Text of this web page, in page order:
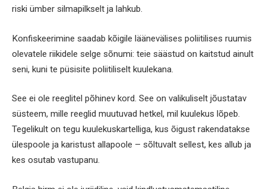
riski ümber silmapilkselt ja lahkub.
Konfiskeerimine saadab kõigile läänevälises poliitilises ruumis
olevatele riikidele selge sõnumi: teie säästud on kaitstud ainult
seni, kuni te püsisite poliitiliselt kuulekana.
See ei ole reeglitel põhinev kord. See on valikuliselt jõustatav
süsteem, mille reeglid muutuvad hetkel, mil kuulekus lõpeb.
Tegelikult on tegu kuulekuskartelliga, kus õigust rakendatakse
ülespoole ja karistust allapoole – sõltuvalt sellest, kes allub ja
kes osutab vastupanu.